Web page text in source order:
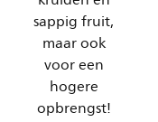
sappig fruit,
maar ook
voor een
hogere
opbrengst!